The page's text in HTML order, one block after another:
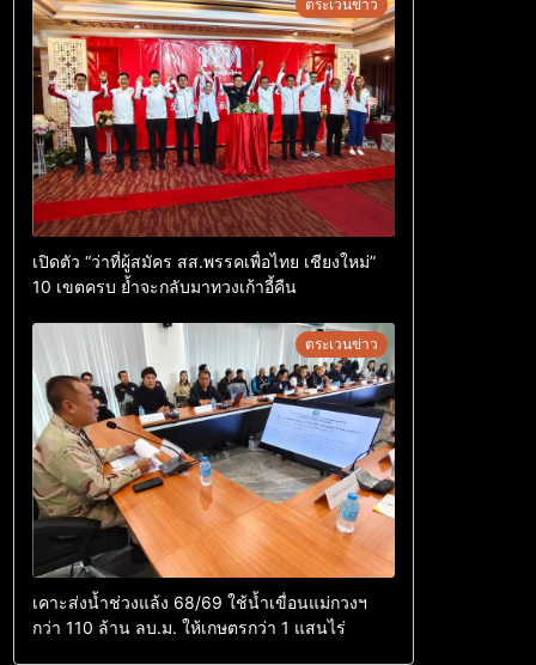
ตระเวนข่าว
เปิดตัว “ว่าที่ผู้สมัคร สส.พรรคเพื่อไทย เชียงใหม่”
10 เขตครบ ย้ำจะกลับมาทวงเก้าอี้คืน
ตระเวนข่าว
เคาะส่งน้ำช่วงแล้ง 68/69 ใช้น้ำเขื่อนแม่กวงฯ
กว่า 110 ล้าน ลบ.ม. ให้เกษตรกว่า 1 แสนไร่